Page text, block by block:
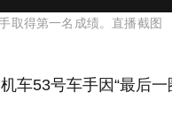
取得第一名成绩。直播截图
车53号车手因“最后